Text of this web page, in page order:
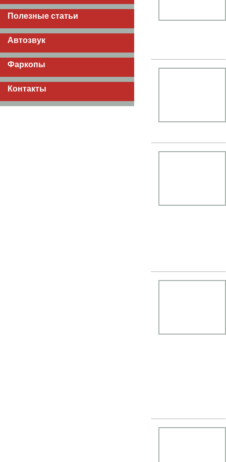
Полезные статьи
Автозвук
Фаркопы
Контакты